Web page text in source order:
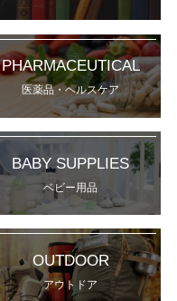
PHARMACEUTICAL
医薬品・ヘルスケア
BABY SUPPLIES
ベビー用品
OUTDOOR
アウトドア